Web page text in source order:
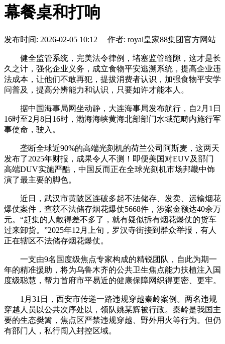
幕餐桌和打响
发布时间: 2026-02-05 10:12 作者: royal皇家88集团官方网站
健全监管系统，完美法令律例，堵塞监管缝隙，这才是长
久之计，强化企业义务，成立食物平安逃溯系统，提高企业违
法成本，让他们不敢再犯，提拔消费者认识，加强食物平安学
问普及，提高分辨能力和认识，只要如许才能本人。
据中国海事局网坐动静，大连海事局发布航行，自2月1日
16时至2月8日16时，渤海海峡黄海北部部门水域范畴内施行军
事使命，驶入。
垄断全球近90%的高端光刻机的荷兰公司阿斯麦，这两天
发布了2025年财报，成果令人不测！即便美国对EUV及部门
高端DUV实施严酷，中国反而正在全球光刻机市场邦畿中饰
演了最主要的脚色。
近日，武汉市黄陂区连破多起不法储存、发卖、运输烟花
爆仗案件，查获不法储存烟花爆仗5668件，涉案金额达40余万
元。“赶集的人散得差不多了，就有疑似拆有烟花爆仗的货车
过来卸货。”2025年12月上旬，罗汉寺街接到群众举报，有人
正在辖区不法储存烟花爆仗。
一支由9名国度级焦点专家构成的精锐团队，自此为期一
年的精准援助，将为乌鲁木齐的公共卫生焦点能力扶植注入国
度级聪慧，帮力首府市平易近的健康保障网织得更密、更牢。
1月31日，西安市传递一路违规穿越秦岭案例。两名违规
穿越人员以公共次序处以，领队姚某辉被行政。秦岭是我国主
要的生态樊篱，焦点区严禁违规穿越、野外用火等行为。但仍
有部门人，私行闯入封控区域。